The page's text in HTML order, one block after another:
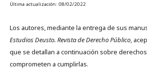
Última actualización: 08/02/2022
Los autores, mediante la entrega de sus
Estudios Deusto. Revista de Derecho Público,
que se detallan a continuación sobre
comprometen a cumplirlas.